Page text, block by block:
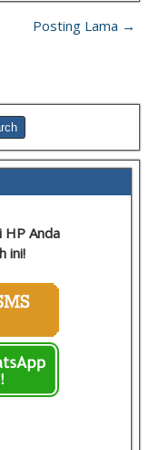
Posting Lama →
HP Anda
ini!